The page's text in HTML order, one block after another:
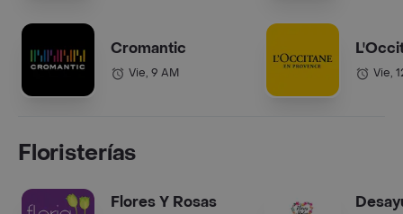
Cromantic
Vie, 9 AM Vie,
Floristerías
Flores Y Rosas